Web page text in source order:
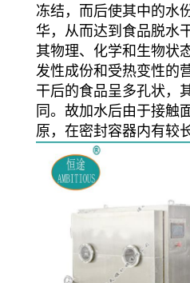
冻结，而后使其中的水
华，从而达到食品脱水
其物理、化学和生物状
发性成份和受热变性的
干后的食品呈多孔状，
同。故加水后由于接触
原，在密封容器内有较